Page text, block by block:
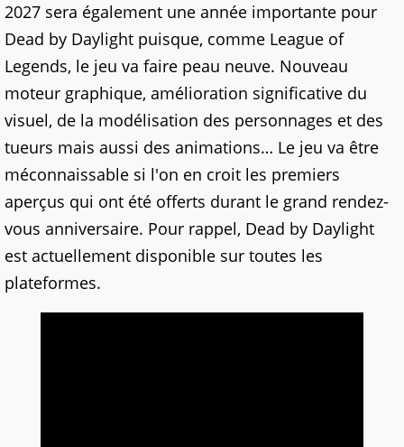
2027 sera également une année importante pour
Dead by Daylight puisque, comme League of
Legends, le jeu va faire peau neuve. Nouveau
moteur graphique, amélioration significative du
visuel, de la modélisation des personnages et des
tueurs mais aussi des animations… Le jeu va être
méconnaissable si l'on en croit les premiers
aperçus qui ont été offerts durant le grand rendez-
vous anniversaire. Pour rappel, Dead by Daylight
est actuellement disponible sur toutes les
plateformes.